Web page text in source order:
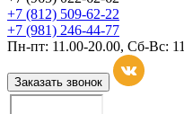
+7 (812) 509-62-22
+7 (981) 246-44-77
Пн-пт: 11.00-20.00, Сб-Вс:
Заказать звонок